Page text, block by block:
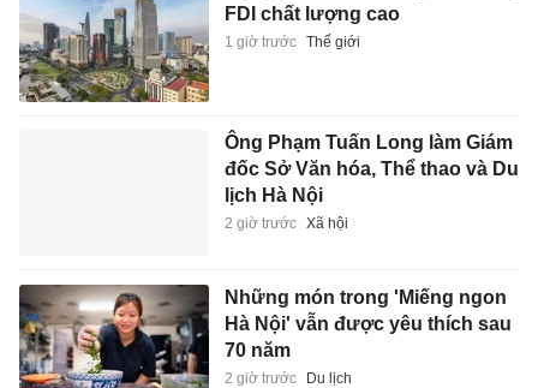
FDI chất lượng cao
1 giờ trước Thế giới
Ông Phạm Tuấn Long làm Giám
đốc Sở Văn hóa, Thể thao và Du
lịch Hà Nội
2 giờ trước Xã hội
Những món trong 'Miếng ngon
Hà Nội' vẫn được yêu thích sau
70 năm
2 giờ trước Du lịch